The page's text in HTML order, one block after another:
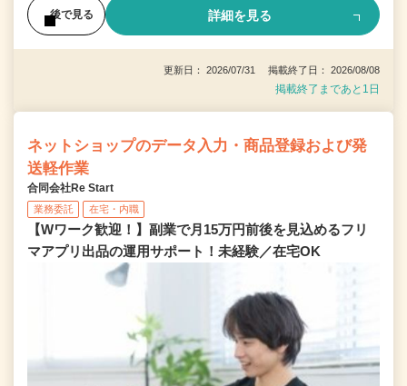
後で見る 詳細を見る
更新日： 2026/07/31 掲載終了日： 2026/08/08
掲載終了まであと1日
ネットショップのデータ入力・商品登録および発
送軽作業
合同会社Re Start
業務委託 在宅・内職
【Wワーク歓迎！】副業で月15万円前後を見込めるフリ
マアプリ出品の運用サポート！未経験／在宅OK